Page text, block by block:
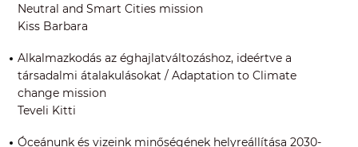
Neutral and Smart Cities mission
Kiss Barbara
Alkalmazkodás az éghajlatváltozáshoz, ideértve a
társadalmi átalakulásokat / Adaptation to Climate
change mission
Teveli Kitti
Óceánunk és vizeink minőségének helyreállítása 2030-